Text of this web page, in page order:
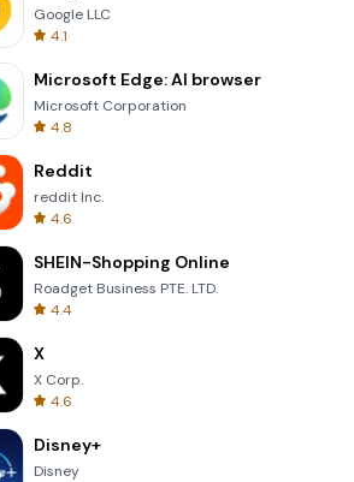
8 Ball Billiards Classic
Google LLC
4.1
Microsoft Edge: AI browser
Microsoft Corporation
4.8
Reddit
reddit Inc.
4.6
SHEIN-Shopping Online
Roadget Business PTE. LTD.
4.4
X
X Corp.
4.6
Disney+
Disney